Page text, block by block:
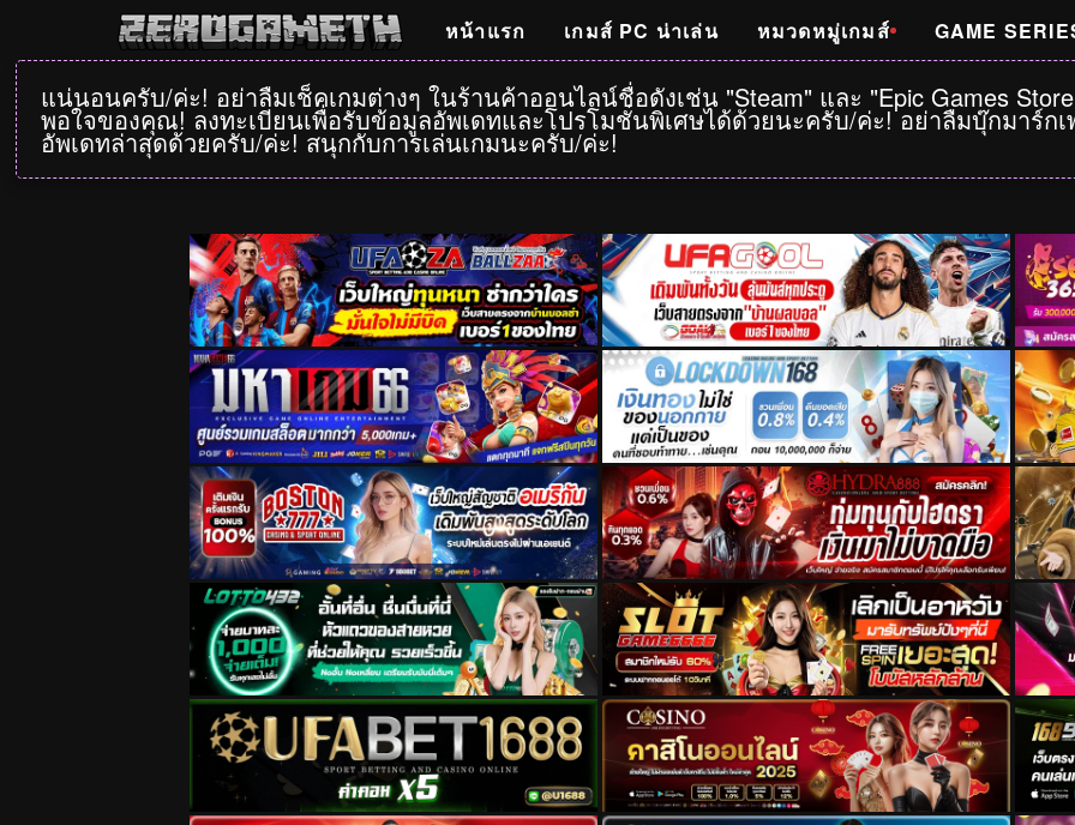
หน้าแรก เกมส์ PC น่าเล่น หมวดหมู่เกมส์ GAME
แน่นอนครับ/ค่ะ! อย่าลืมเช็คเกมต่างๆ ในร้านค้าออนไลน์ชื่อดังเช่น "Steam" และ "Epic Games
พอใจของคุณ! ลงทะเบียนเพื่อรับข้อมูลอัพเดทและโปรโมชั่นพิเศษได้ด้วยนะครับ/ค่ะ! อย่าลืมบุ๊กมาร์ก
อัพเดทล่าสุดด้วยครับ/ค่ะ! สนุกกับการเล่นเกมนะครับ/ค่ะ!